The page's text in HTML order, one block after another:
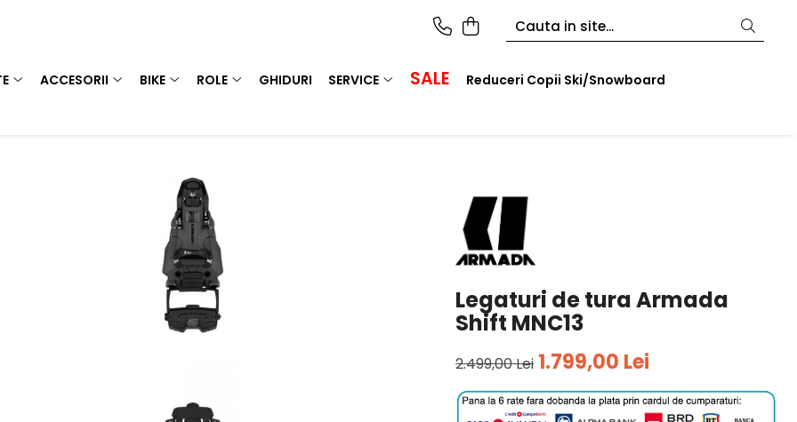
ACCESORII BIKE ROLE GHIDURI SERVICE SALE Reduceri Copii Ski/Snowboard
Legaturi de tura Armada
Shift MNC13
2.499,00 Lei 1.799,00 Lei